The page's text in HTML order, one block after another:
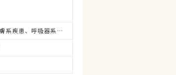
消化器系疾患、整形外科系疾患、感染症系疾患、眼科系疾患、皮膚系疾患、呼吸器系疾患、腎・泌尿器系疾患、腫瘍・がん